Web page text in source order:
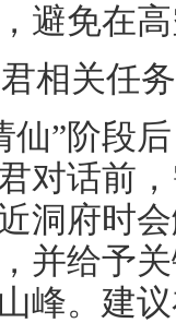
避免在
相关任
仙”阶段
对话前
洞府时
并给予
峰。建